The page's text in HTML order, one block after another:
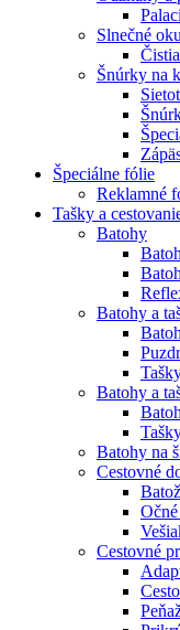
Slnečné
Šnúrky na
Špeciálne fólie
Reklamné
Tašky a
Batohy
Batohy a
Batohy a
Batohy na
Cestovné
Cestovné